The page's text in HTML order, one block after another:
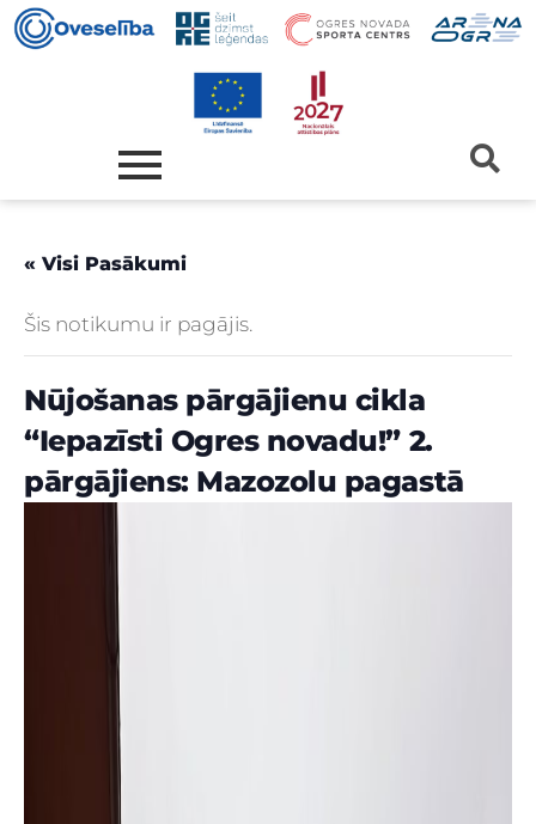
« Visi Pasākumi
Šis notikumu ir pagājis.
Nūjošanas pārgājienu cikla
“Iepazīsti Ogres novadu!” 2.
pārgājiens: Mazozolu pagastā